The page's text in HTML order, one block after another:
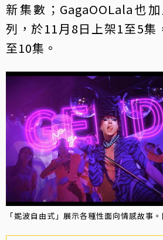
新集數；GagaOOLala也
列，於11月8日上架1至5集
至10集。
「妮波自由式」展示各種性面向情感故事